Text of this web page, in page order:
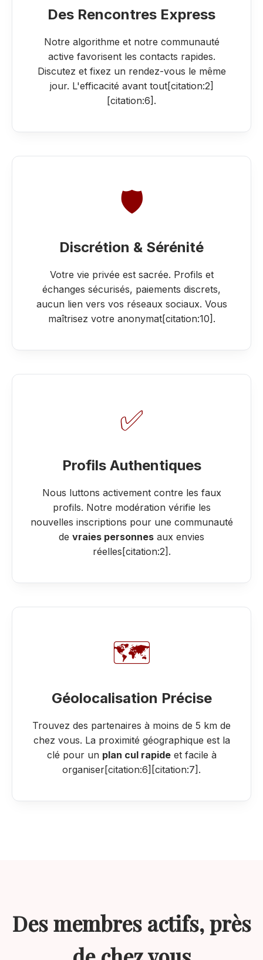
Des Rencontres Express
Notre algorithme et notre communauté
active favorisent les contacts rapides.
Discutez et fixez un rendez-vous le même
jour. L'efficacité avant tout[citation:2]
[citation:6].
🛡️
Discrétion & Sérénité
Votre vie privée est sacrée. Profils et
échanges sécurisés, paiements discrets,
aucun lien vers vos réseaux sociaux. Vous
maîtrisez votre anonymat[citation:10].
✅
Profils Authentiques
Nous luttons activement contre les faux
profils. Notre modération vérifie les
nouvelles inscriptions pour une communauté
de vraies personnes aux envies
réelles[citation:2].
🗺️
Géolocalisation Précise
Trouvez des partenaires à moins de 5 km de
chez vous. La proximité géographique est la
clé pour un plan cul rapideet facile à
organiser[citation:6][citation:7].
Des membres actifs, près